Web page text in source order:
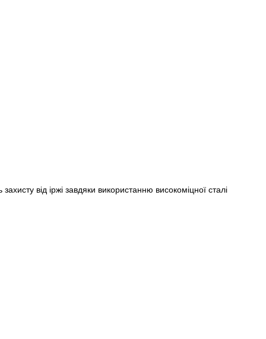
від іржі завдяки використанню високоміцної сталі